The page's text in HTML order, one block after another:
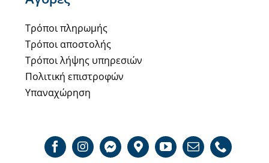
Τρόποι πληρωμής
Τρόποι αποστολής
Τρόποι λήψης υπηρεσιών
Πολιτική επιστροφών
Υπαναχώρηση